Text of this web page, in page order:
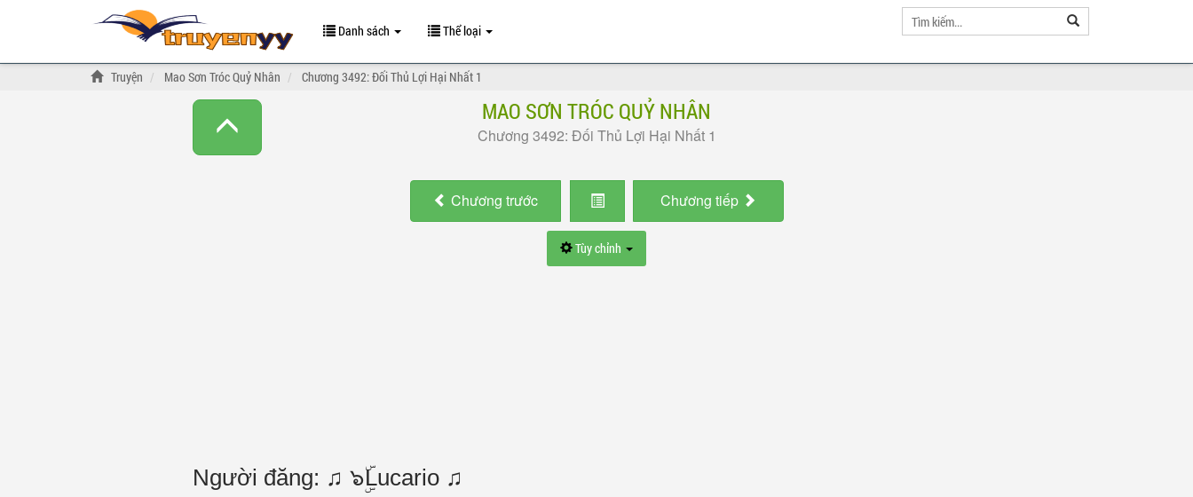
Danh sách Thể loại
Truyện Mao Sơn Tróc Quỷ Nhân Chương 3492: Đối Thủ Lợi Hại Nhất 1
MAO SƠN TRÓC QUỶ NHÂN
Chương 3492: Đối Thủ Lợi Hại Nhất 1
Chương trước Chương tiếp
Tùy chỉnh
Người đăng: ♫ ๖ۣۜLucario ♫